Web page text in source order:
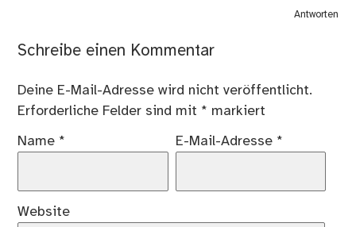
Antworten
Schreibe einen Kommentar
Deine E-Mail-Adresse wird nicht veröffentlicht.
Erforderliche Felder sind mit * markiert
Name * E-Mail-Adresse *
Website